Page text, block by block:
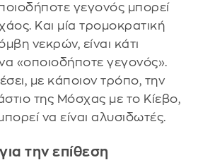
γεγονός μπορεί
Και μία τρομοκρατική
νεκρών, είναι κάτι
«οποιοδήποτε γεγονός».
με κάποιον τρόπο, την
της Μόσχας με το Κίεβο,
να είναι αλυσιδωτές.
την επίθεση